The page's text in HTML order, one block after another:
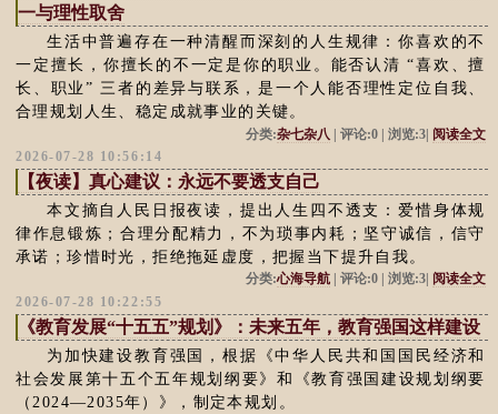
一与理性取舍
生活中普遍存在一种清醒而深刻的人生规律：你喜欢的不
一定擅长，你擅长的不一定是你的职业。能否认清 “喜欢、擅
长、职业” 三者的差异与联系，是一个人能否理性定位自我、
合理规划人生、稳定成就事业的关键。
分类:杂七杂八 | 评论:0 | 浏览:3| 阅读全文
2026-07-28 10:56:14
【夜读】真心建议：永远不要透支自己
本文摘自人民日报夜读，提出人生四不透支：爱惜身体规
律作息锻炼；合理分配精力，不为琐事内耗；坚守诚信，信守
承诺；珍惜时光，拒绝拖延虚度，把握当下提升自我。
分类:心海导航| 评论:0 | 浏览:3| 阅读全文
2026-07-28 10:22:55
《教育发展“十五五”规划》：未来五年，教育强国这样建设
为加快建设教育强国，根据《中华人民共和国国民经济和
社会发展第十五个五年规划纲要》和《教育强国建设规划纲要
（2024—2035年）》，制定本规划。